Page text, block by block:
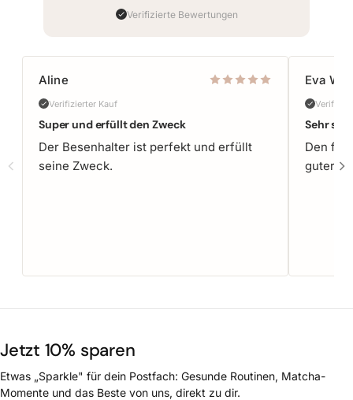
Verifizierte Bewertungen
Aline
Verifizierter Kauf
Super und erfüllt den Zweck
Der Besenhalter ist perfekt und erfüllt
seine Zweck.
Eva W.
Sehr
Den
guter
Jetzt 10% sparen
Etwas „Sparkle" für dein Postfach: Gesunde Routinen, Matcha-
Momente und das Beste von uns, direkt zu dir.